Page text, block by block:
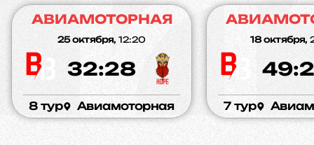
АВИАМОТОРНАЯ
25 октября, 12:20
32:28
8 тур Авиамоторная
18 октября,
7 тур